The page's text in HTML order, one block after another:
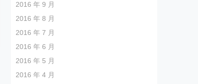
2016 年 9 月
2016 年 8 月
2016 年 7 月
2016 年 6 月
2016 年 5 月
2016 年 4 月